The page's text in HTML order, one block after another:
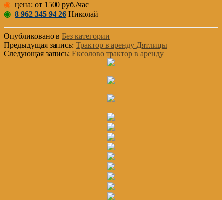
◉ цена: от 1500 руб./час
◉ 8 962 345 94 26 Николай
Опубликовано в Без категории
Предыдущая запись: Трактор в аренду Дятлицы
Следующая запись: Ексолово трактор в аренду